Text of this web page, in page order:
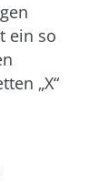
ein so
„X“